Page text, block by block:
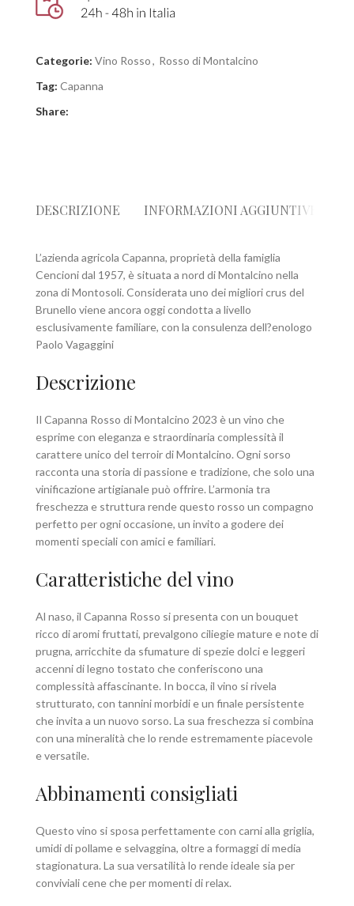
Categorie: Vino Rosso, Rosso di Montalcino
Tag: Capanna
Share:
DESCRIZIONE INFORMAZIONI AGGIUNTIVE
L’azienda agricola Capanna, proprietà della famiglia
Cencioni dal 1957, è situata a nord di Montalcino nella
zona di Montosoli. Considerata uno dei migliori crus del
Brunello viene ancora oggi condotta a livello
esclusivamente familiare, con la consulenza dell?enologo
Paolo Vagaggini
Descrizione
Il Capanna Rosso di Montalcino 2023 è un vino che
esprime con eleganza e straordinaria complessità il
carattere unico del terroir di Montalcino. Ogni sorso
racconta una storia di passione e tradizione, che solo una
vinificazione artigianale può offrire. L’armonia tra
freschezza e struttura rende questo rosso un compagno
perfetto per ogni occasione, un invito a godere dei
momenti speciali con amici e familiari.
Caratteristiche del vino
Al naso, il Capanna Rosso si presenta con un bouquet
ricco di aromi fruttati, prevalgono ciliegie mature e note di
prugna, arricchite da sfumature di spezie dolci e leggeri
accenni di legno tostato che conferiscono una
complessità affascinante. In bocca, il vino si rivela
strutturato, con tannini morbidi e un finale persistente
che invita a un nuovo sorso. La sua freschezza si combina
con una mineralità che lo rende estremamente piacevole
e versatile.
Abbinamenti consigliati
Questo vino si sposa perfettamente con carni alla griglia,
umidi di pollame e selvaggina, oltre a formaggi di media
stagionatura. La sua versatilità lo rende ideale sia per
conviviali cene che per momenti di relax.